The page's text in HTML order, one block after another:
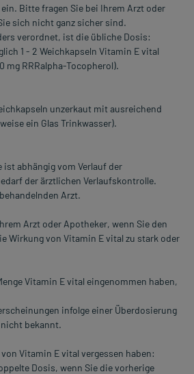
Bitte fragen Sie bei Ihrem Arzt oder
sich nicht ganz sicher sind.
verordnet, ist die übliche Dosis:
1 - 2 Weichkapseln Vitamin E vital
mg RRRalpha-Tocopherol).
unzerkaut mit ausreichend
ein Glas Trinkwasser).
ist abhängig vom Verlauf der
der ärztlichen Verlaufskontrolle.
Arzt.
Arzt oder Apotheker, wenn Sie den
Wirkung von Vitamin E vital zu stark oder
Vitamin E vital eingenommen haben,
infolge einer Überdosierung
bekannt.
Vitamin E vital vergessen haben:
Dosis, wenn Sie die vorherige